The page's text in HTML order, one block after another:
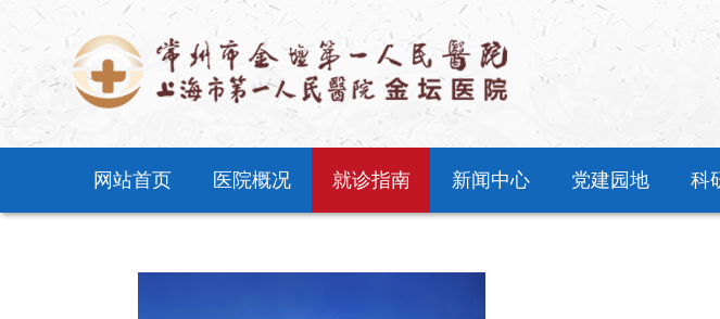
网站首页 医院概况 就诊指南 新闻中心 党建园地 科